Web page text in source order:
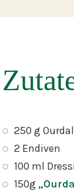
250 g
2 Endiven
100 ml
150g